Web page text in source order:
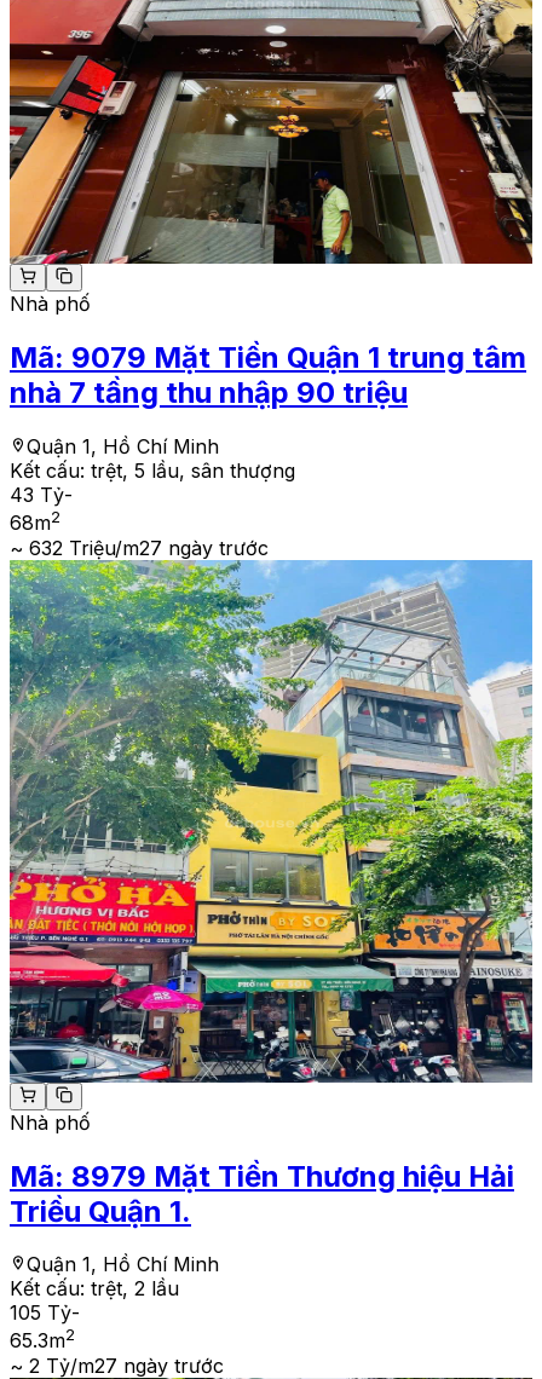
Nhà phố
Mã: 9079 Mặt Tiền Quận 1 trung tâm
nhà 7 tầng thu nhập 90 triệu
Quận 1, Hồ Chí Minh
Kết cấu: trệt, 5 lầu, sân thượng
43 Tỷ-
68m2
~ 632 Triệu/m27 ngày trước
Nhà phố
Mã: 8979 Mặt Tiền Thương hiệu Hải
Triều Quận 1.
Quận 1, Hồ Chí Minh
Kết cấu: trệt, 2 lầu
105 Tỷ-
65.3m2
~ 2 Tỷ/m27 ngày trước